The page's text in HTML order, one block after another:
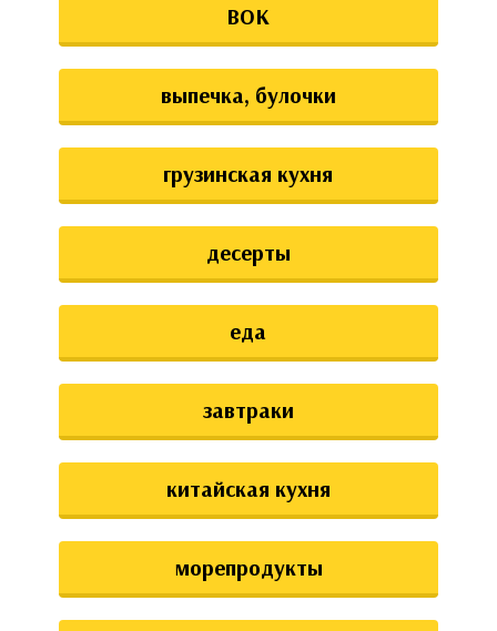
ВОК
выпечка, булочки
грузинская кухня
десерты
еда
завтраки
китайская кухня
морепродукты